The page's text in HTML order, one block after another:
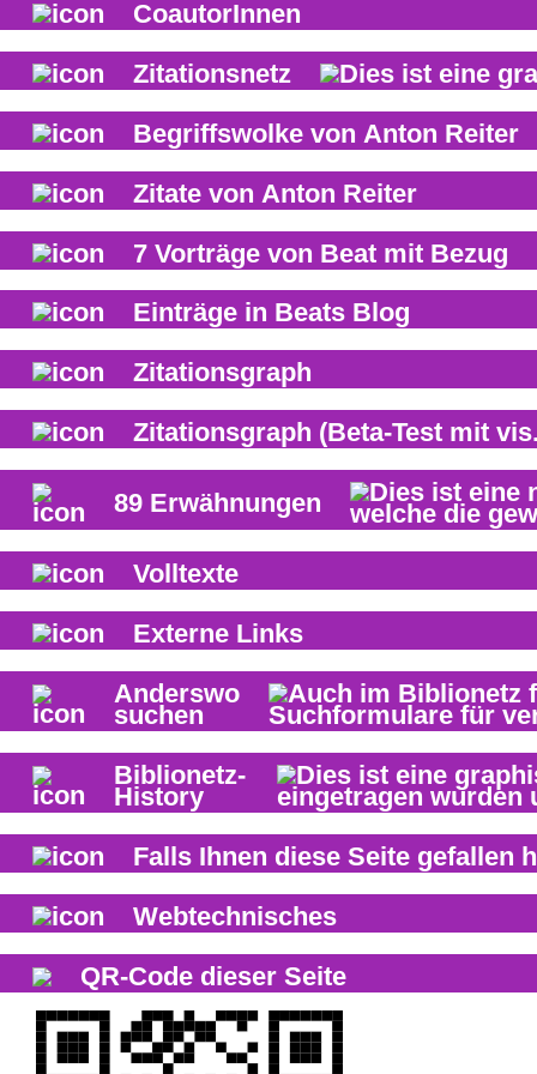
CoautorInnen
Zitationsnetz
Begriffswolke von Anton Reiter
Zitate von Anton Reiter
7 Vorträge von Beat mit Bezug
Einträge in Beats Blog
Zitationsgraph
Zitationsgraph (Beta-Test mit
89 Erwähnungen
Volltexte
Externe Links
Anderswo
suchen
Biblionetz-
History
Falls Ihnen diese Seite gefallen
Webtechnisches
QR-Code dieser Seite